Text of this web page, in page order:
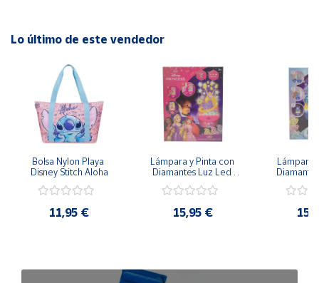
Lo último de este vendedor
Bolsa Nylon Playa
Disney Stitch Aloha
11,95 €
Lámpara y Pinta con
Diamantes Luz Led
20cm 3 Intensidades
15,95 €
Lámpara
20cm 3